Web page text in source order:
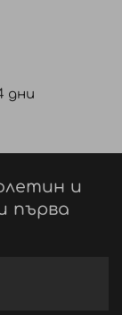
дни
и
първа